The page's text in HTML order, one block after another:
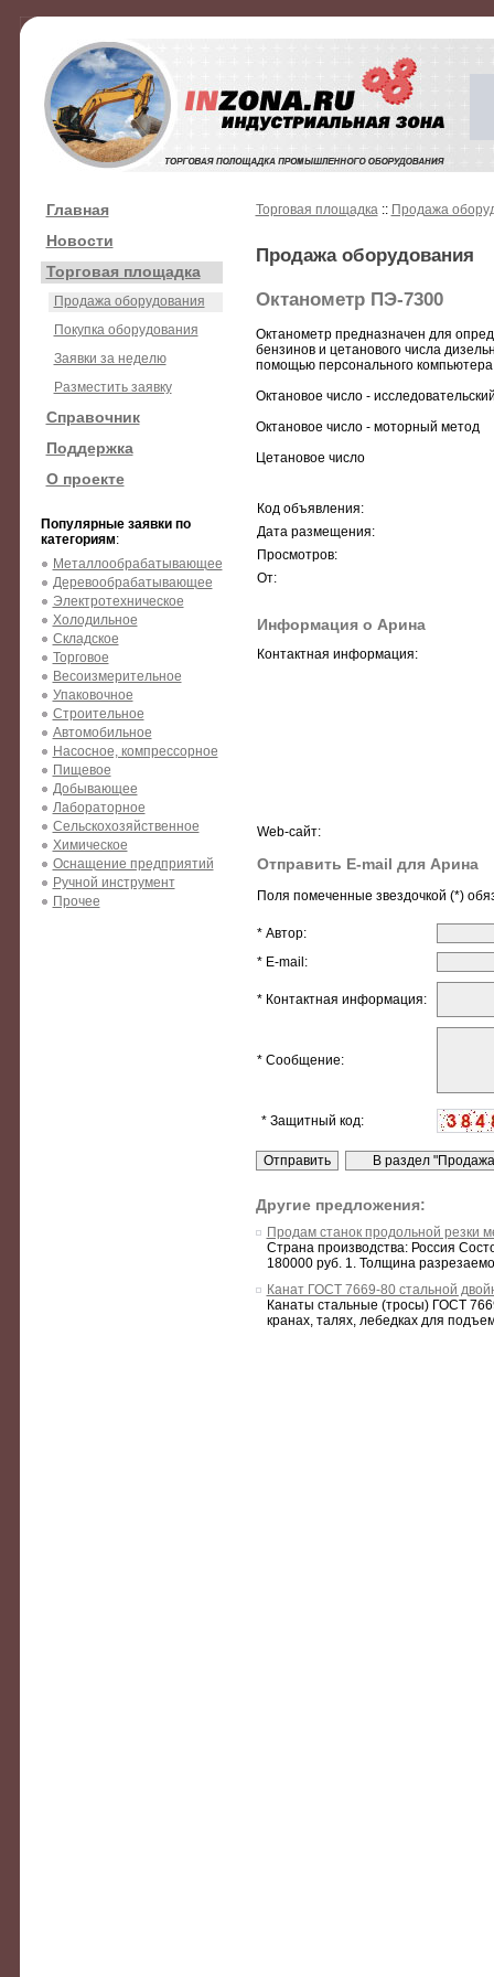
Главная
Новости
Торговая площадка
Продажа оборудования
Покупка оборудования
Заявки за неделю
Разместить заявку
Справочник
Поддержка
О проекте
Популярные заявки по
категориям:
Металлообрабатывающее
Деревообрабатывающее
Электротехническое
Холодильное
Складское
Торговое
Весоизмерительное
Упаковочное
Строительное
Автомобильное
Насосное, компрессорное
Пищевое
Добывающее
Лабораторное
Сельскохозяйственное
Химическое
Оснащение предприятий
Ручной инструмент
Прочее
Торговая площадка:: Продажа
Продажа оборудования
Октанометр ПЭ-7300
Октанометр предназначен для
бензинов и цетанового числа
помощью персонального
Октановое число -
Октановое число - моторный метод
Цетановое число
Код объявления:
Дата размещения:
Просмотров:
От:
Информация о Арина
Контактная информация:
Web-сайт:
Отправить E-mail для Арина
Поля помеченные звездочкой (*)
* Автор:
* E-mail:
* Контактная информация:
* Сообщение:
* Защитный код:
Другие предложения:
Продам станок продольной резки
Страна производства: Россия
180000 руб. 1. Толщина
Канат ГОСТ 7669-80 стальной
Канаты стальные (тросы) ГОСТ
кранах, талях, лебедках для